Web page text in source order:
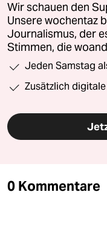
Wir schauen den
Unsere wochentaz
Journalismus, der
Stimmen, die
Jeden Samstag
Zusätzlich
0 Kommentare